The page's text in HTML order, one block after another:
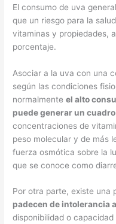
El consumo de uva
que un riesgo para la
vitaminas y propiedades,
porcentaje.
Asociar a la uva con una
según las condiciones
normalmenteel alto
puede generar un
concentraciones de
peso molecular y de más
fuerza osmótica sobre la
que se conoce como
Por otra parte, existe una
padecen de intolerancia
disponibilidad o